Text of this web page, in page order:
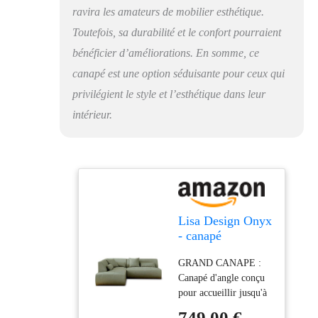
ravira les amateurs de mobilier esthétique.
Toutefois, sa durabilité et le confort pourraient
bénéficier d’améliorations. En somme, ce
canapé est une option séduisante pour ceux qui
privilégient le style et l’esthétique dans leur
intérieur.
Lisa Design Onyx
- canapé
Gauche 5 Places -
en Tissu
GRAND CANAPE :
Canapé d'angle conçu
pour accueillir jusqu'à